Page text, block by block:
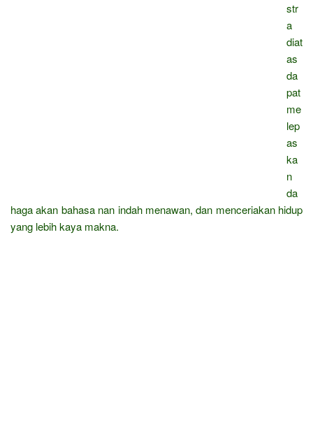
str
a
diat
as
da
pat
me
lep
as
ka
n
da
haga akan bahasa nan indah menawan, dan menceriakan hidup
yang lebih kaya makna.